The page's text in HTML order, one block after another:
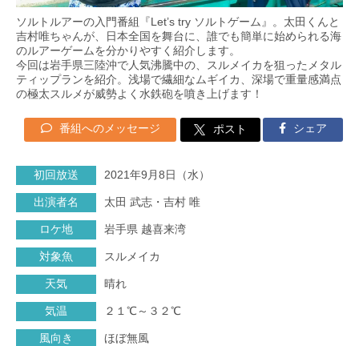
ソルトルアーの入門番組『Let’s try ソルトゲーム』。太田くんと
吉村唯ちゃんが、日本全国を舞台に、誰でも簡単に始められる海
のルアーゲームを分かりやすく紹介します。
今回は岩手県三陸沖で人気沸騰中の、スルメイカを狙ったメタル
ティップランを紹介。浅場で繊細なムギイカ、深場で重量感満点
の極太スルメが威勢よく水鉄砲を噴き上げます！
番組へのメッセージ ポスト シェア
初回放送 2021年9月8日（水）
出演者名 太田 武志・吉村 唯
ロケ地 岩手県 越喜来湾
対象魚 スルメイカ
天気 晴れ
気温 ２１℃～３２℃
風向き ほぼ無風